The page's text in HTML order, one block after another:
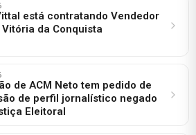
está contratando Vendedor
Vitória da Conquista
de ACM Neto tem pedido de
de perfil jornalístico negado
Eleitoral